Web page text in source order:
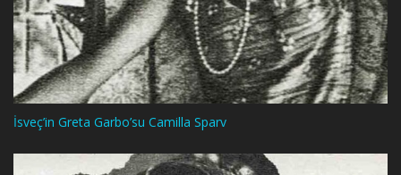
İsveç’in Greta Garbo’su Camilla Sparv